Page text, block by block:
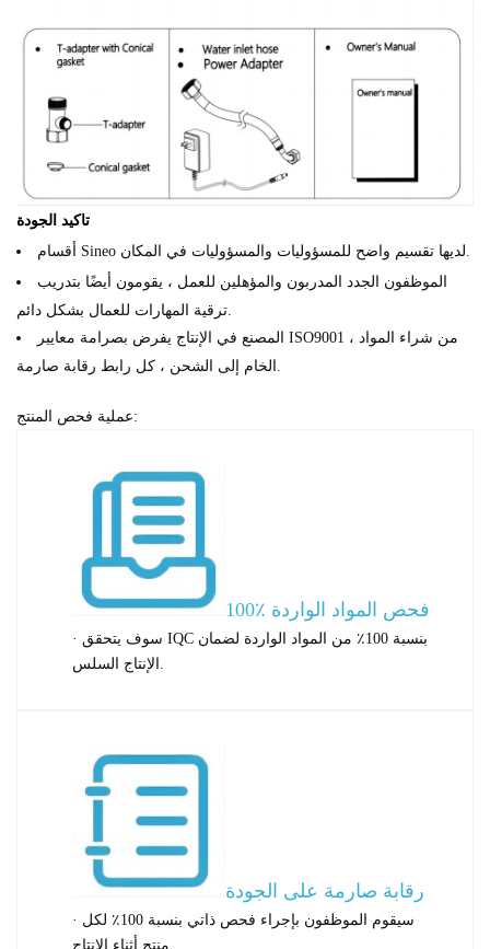
تاكيد الجودة
الموظفون الجدد المدربون والمؤهلين للعمل ، يقومون أيضًا بتدريب
المصنع في الإنتاج يفرض بصرامة معايير ISO9001 ، من شراء المواد
عملية فحص المنتج:
100٪ فحص المواد الواردة
· سوف يتحقق IQC بنسبة 100٪ من المواد الواردة لضمان
رقابة صارمة على الجودة
· سيقوم الموظفون بإجراء فحص ذاتي بنسبة 100٪ لكل